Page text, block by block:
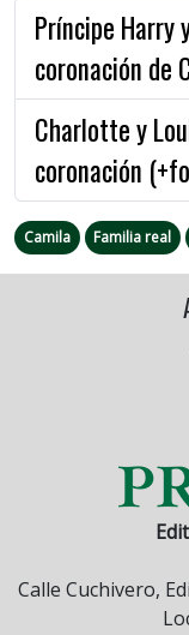
Príncipe Harry
coronación de
Charlotte y
coronación
Camila Familia real
Calle Cuchivero,